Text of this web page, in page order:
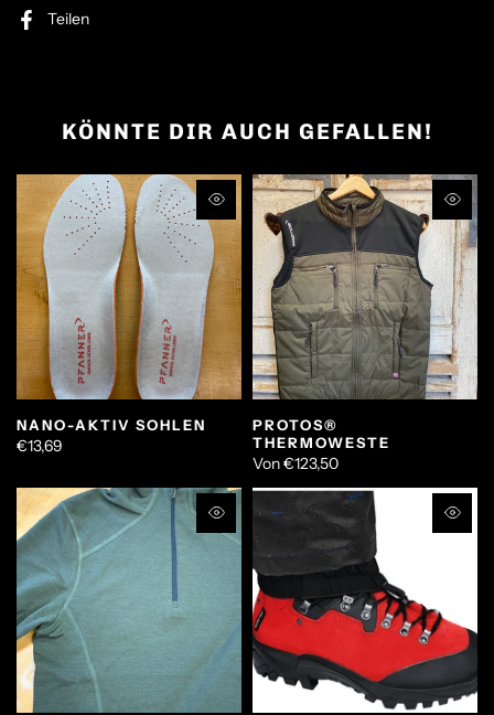
Teilen
KÖNNTE DIR AUCH GEFALLEN!
NANO-AKTIV SOHLEN
€13,69
PROTOS®
THERMOWESTE
Von€123,50